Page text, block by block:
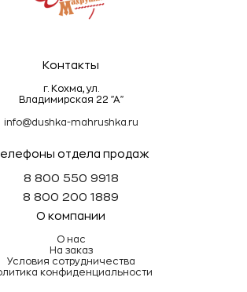
Контакты
г. Кохма, ул.
Владимирская 22 "А"
info@dushka-mahrushka.ru
отдела продаж
8 800 550 9918
8 800 200 1889
О компании
О нас
На заказ
Условия сотрудничества
конфиденциальности